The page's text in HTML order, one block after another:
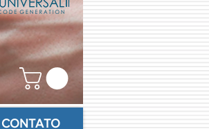
CONTATO